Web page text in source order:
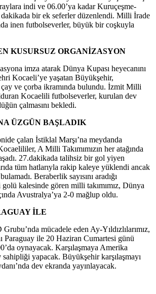
indi ve 06.00’ya kadar Kuruçeşme-
dakikada bir ek seferler düzenlendi. Milli İrade
inen futbolseverler, büyük bir coşkuyla
KUSURSUZ ORGANİZASYON
imza atarak Dünya Kupası heyecanını
Kocaeli’ye yaşatan Büyükşehir,
çay ve çorba ikramında bulundu. İzmit Milli
Kocaelili futbolseverler, kurulan dev
çalmasını bekledi.
ÜZGÜN BAŞLADIK
çalan İstiklal Marşı’na meydanda
A Milli Takımımızın her atağında
27.dakikada talihsiz bir gol yiyen
tüm hatlarıyla rakip kaleye yüklendi ancak
Beraberlik sayısını aradığı
kalesinde gören milli takımımız, Dünya
Avustralya’ya 2-0 mağlup oldu.
İLE
mücadele eden Ay-Yıldızlılarımız,
Paraguay ile 20 Haziran Cumartesi günü
oynayacak. Karşılaşmaya Amerika
yapacak. Büyükşehir karşılaşmayı
dev ekranda yayınlayacak.